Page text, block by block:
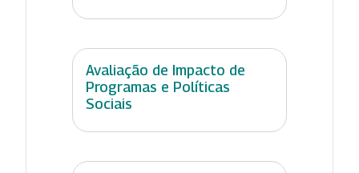
Avaliação de Impacto de
Programas e Políticas
Sociais